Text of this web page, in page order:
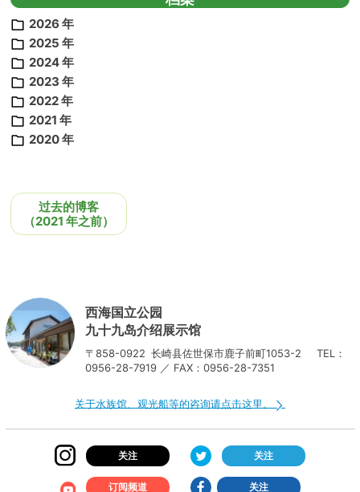
2026 年
2025 年
2024 年
2023 年
2022 年
2021 年
2020 年
过去的博客
（2021 年之前）
西海国立公园
九十九岛介绍展示馆
〒858-0922 长崎县佐世保市鹿子前町1053-2
TEL：
0956-28-7919 ／ FAX：0956-28-7351
关于水族馆、观光船等的咨询请点击这里。
关注 关注
订阅频道 关注